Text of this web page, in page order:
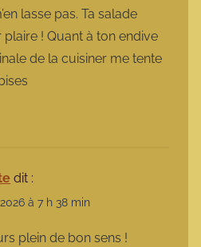
lasse pas. Ta salade
! Quant à ton endive
de la cuisiner me tente
dit :
à 7 h 38 min
plein de bon sens !